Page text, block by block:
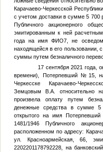
Карачаево-Черкесской
с учетом доставки в сумме 5 700
Публичного акционерного
эмитированным к ней
года на имяФИО7 , не
находящейся в его пользовании,
суммы путем безналичного
17 сентября 2021 года,
времени),
Потерпевший №15,
Черкесске Карачаево-
Земцовым В.А.
относительно
произвела оплату путем
денежные средства в сумме 5
открытого на имя
1481/1946 Публичного
расположенном по адресу:
ул. Красноармейская, 66,
2202201178792228, на